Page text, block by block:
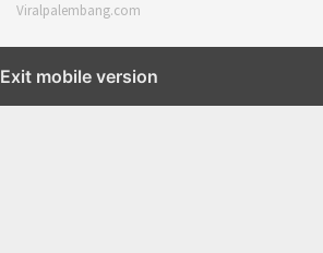
Viralpalembang.com
Exit mobile version